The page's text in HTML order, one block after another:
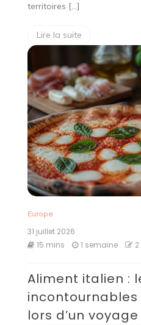
territoires […]
Lire la suite
Europe
31 juillet 2026
15 mins
1 semaine
Aliment italien :
lors d’un